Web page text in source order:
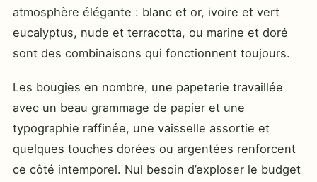
atmosphère élégante : blanc et or, ivoire et vert
eucalyptus, nude et terracotta, ou marine et doré
sont des combinaisons qui fonctionnent toujours.
Les bougies en nombre, une papeterie travaillée
avec un beau grammage de papier et une
typographie raffinée, une vaisselle assortie et
quelques touches dorées ou argentées renforcent
ce côté intemporel. Nul besoin d’exploser le budget